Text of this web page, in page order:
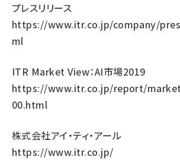
プレスリリース
https://www.itr.co.jp/company/
ml
ITR Market View：AI市場2019
https://www.itr.co.jp/report/
00.html
株式会社アイ・ティ・アール
https://www.itr.co.jp/